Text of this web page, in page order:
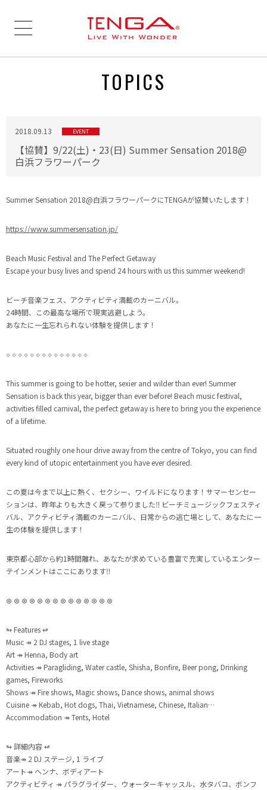
TOPICS
2018.09.13 EVENT
【協賛】9/22(土)・23(日) Summer Sensation 2018@
白浜フラワーパーク
Summer Sensation 2018@白浜フラワーパークにTENGAが協賛いたします！
https://www.summersensation.jp/
Beach Music Festival and The Perfect Getaway
Escape your busy lives and spend 24 hours with us this summer weekend!
ビーチ音楽フェス、アクティビティ満載のカーニバル。
24時間、この最高な場所で現実逃避しよう。
あなたに一生忘れられない体験を提供します！
⟐ ⟐ ⟐ ⟐ ⟐ ⟐ ⟐ ⟐ ⟐ ⟐ ⟐ ⟐ ⟐ ⟐
This summer is going to be hotter, sexier and wilder than ever! Summer
Sensation is back this year, bigger than ever before! Beach music festival,
activities filled carnival, the perfect getaway is here to bring you the experience
of a lifetime.
Situated roughly one hour drive away from the centre of Tokyo, you can find
every kind of utopic entertainment you have ever desired.
この夏は今まで以上に熱く、セクシー、ワイルドになります！サマーセンセー
ションは、昨年よりも大きく戻って参りました‼︎ ビーチミュージックフェスティ
バル、アクティビティ満載のカーニバル、日常からの逃亡場として、あなたに一
生の体験を提供します！
東京都心部から約1時間離れ、あなたが求めている豊富で充実しているエンター
テインメントはここにあります‼︎
⊛ ⊛ ⊛ ⊛ ⊛ ⊛ ⊛ ⊛ ⊛ ⊛ ⊛ ⊛ ⊛ ⊛
↬ Features ↫
Music ↠ 2 DJ stages, 1 live stage
Art ↠ Henna, Body art
Activities ↠ Paragliding, Water castle, Shisha, Bonfire, Beer pong, Drinking
games, Fireworks
Shows ↠ Fire shows, Magic shows, Dance shows, animal shows
Cuisine ↠ Kebab, Hot dogs, Thai, Vietnamese, Chinese, Italian…
Accommodation ↠ Tents, Hotel
↬ 詳細内容 ↫
音楽↠ 2 DJ ステージ, 1 ライブ
アート↠ ヘンナ、ボディアート
アクティビティ ↠ パラグライダー、ウォーターキャッスル、水タバコ、ボンフ